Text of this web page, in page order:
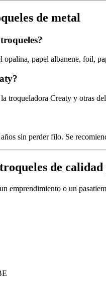
de metal
opalina, papel albanene, foil,
troqueladora Creaty y otras
sin perder filo. Se
de
emprendimiento o un